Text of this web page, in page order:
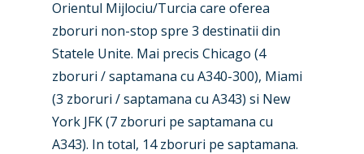
Orientul Mijlociu/Turcia care oferea
zboruri non-stop spre 3 destinatii din
Statele Unite. Mai precis Chicago (4
zboruri / saptamana cu A340-300), Miami
(3 zboruri / saptamana cu A343) si New
York JFK (7 zboruri pe saptamana cu
A343). In total, 14 zboruri pe saptamana.